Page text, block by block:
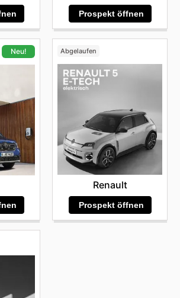
Prospekt öffnen
Neu! Abgelaufen
Renault
Prospekt öffnen